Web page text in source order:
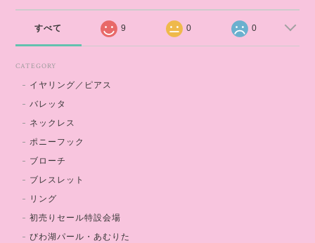
すべて 9 0 0
CATEGORY
イヤリング／ピアス
バレッタ
ネックレス
ポニーフック
ブローチ
ブレスレット
リング
初売りセール特設会場
びわ湖パール・あむりた